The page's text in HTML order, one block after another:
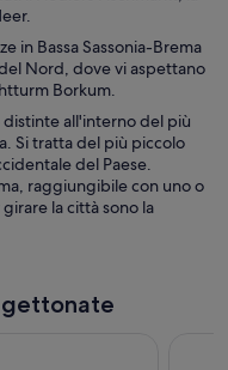
s
r
a
n
e
s
t
r
a
n
u
r
in Bassa Sassonia-Brema
Nord, dove vi aspettano
Borkum.
distinte all'interno del più
Si tratta del più piccolo
del Paese.
raggiungibile con uno o
la città sono la
gettonate